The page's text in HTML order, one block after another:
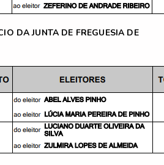
DA JUNTA DE FREGUESIA DE